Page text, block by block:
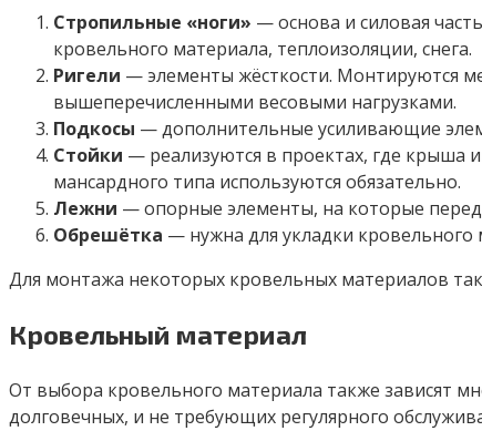
Стропильные «ноги» — основа и силовая
кровельного материала, теплоизоляции, снега.
Ригели — элементы жёсткости. Монтируются
вышеперечисленными весовыми нагрузками.
Подкосы — дополнительные усиливающие
Стойки — реализуются в проектах, где крыша
мансардного типа используются обязательно.
Лежни — опорные элементы, на которые
Обрешётка — нужна для укладки кровельного
Для монтажа некоторых кровельных материалов
Кровельный материал
От выбора кровельного материала также зависят
долговечных, и не требующих регулярного